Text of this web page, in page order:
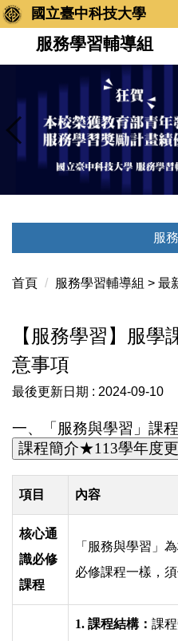
跳
到
區
國立臺中科技大學
服務學習輔導組
服
服務學習
最新消息
課程概念
介紹本校「服務與學習
服務學習學生問卷
課程抵免與時數認證
校外服務補作志願選填
首頁 服務學習輔導組 > 最
【服務學習】服學
意事項
最後更新日期 : 2024-09-10
一、「服務與學習」課程
項目 內容
核心通
識必修
課程
「服務與學習」
必修課程一樣，
1. 課程結構： 課